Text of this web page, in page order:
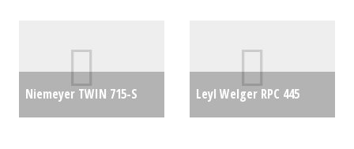
Niemeyer TWIN 715-S
Leyl Welger RPC 445